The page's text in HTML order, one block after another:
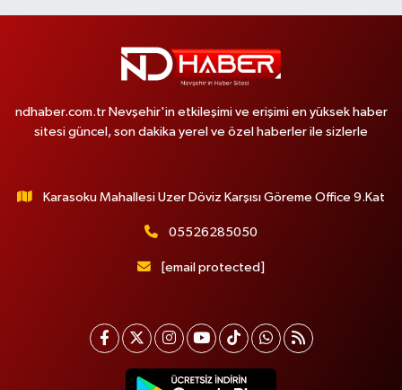
ndhaber.com.tr Nevşehir'in etkileşimi ve erişimi en yüksek haber
sitesi güncel, son dakika yerel ve özel haberler ile sizlerle
Karasoku Mahallesi Uzer Döviz Karşısı Göreme Office 9.Kat
05526285050
[email protected]